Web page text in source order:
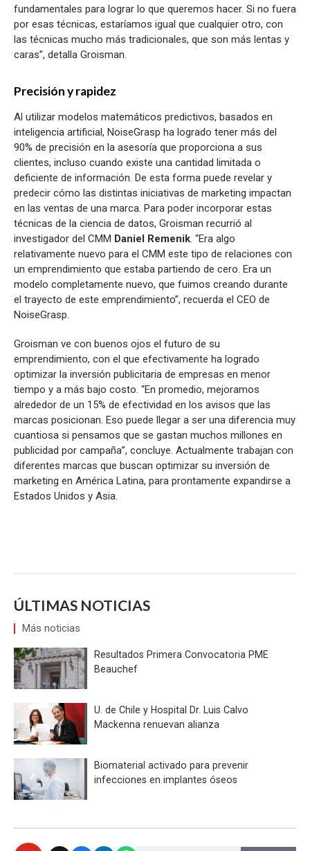
fundamentales para lograr lo que queremos hacer. Si no fuera
por esas técnicas, estaríamos igual que cualquier otro, con
las técnicas mucho más tradicionales, que son más lentas y
caras”, detalla Groisman.
Precisión y rapidez
Al utilizar modelos matemáticos predictivos, basados en
inteligencia artificial, NoiseGrasp ha logrado tener más del
90% de precisión en la asesoría que proporciona a sus
clientes, incluso cuando existe una cantidad limitada o
deficiente de información. De esta forma puede revelar y
predecir cómo las distintas iniciativas de marketing impactan
en las ventas de una marca. Para poder incorporar estas
técnicas de la ciencia de datos, Groisman recurrió al
investigador del CMM Daniel Remenik. “Era algo
relativamente nuevo para el CMM este tipo de relaciones con
un emprendimiento que estaba partiendo de cero. Era un
modelo completamente nuevo, que fuimos creando durante
el trayecto de este emprendimiento”, recuerda el CEO de
NoiseGrasp.
Groisman ve con buenos ojos el futuro de su
emprendimiento, con el que efectivamente ha logrado
optimizar la inversión publicitaria de empresas en menor
tiempo y a más bajo costo. “En promedio, mejoramos
alrededor de un 15% de efectividad en los avisos que las
marcas posicionan. Eso puede llegar a ser una diferencia muy
cuantiosa si pensamos que se gastan muchos millones en
publicidad por campaña”, concluye. Actualmente trabajan con
diferentes marcas que buscan optimizar su inversión de
marketing en América Latina, para prontamente expandirse a
Estados Unidos y Asia.
ÚLTIMAS NOTICIAS
Más noticias
Resultados Primera Convocatoria PME
Beauchef
U. de Chile y Hospital Dr. Luis Calvo
Mackenna renuevan alianza
Biomaterial activado para prevenir
infecciones en implantes óseos